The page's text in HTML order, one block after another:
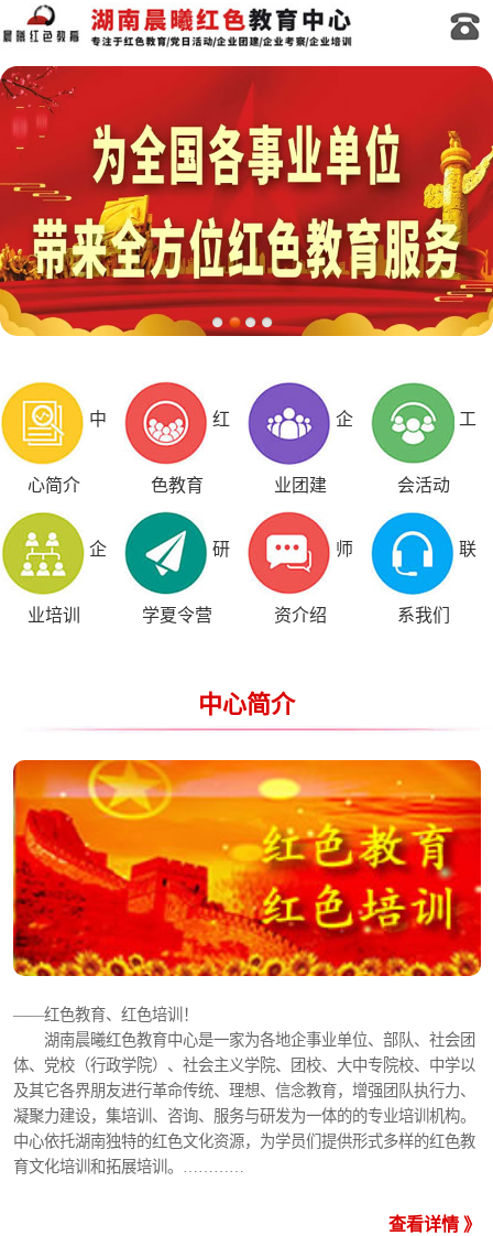
中
心简介
红
色教育
企
业团建
工
会活动
企
业培训
研
学夏令营
师
资介绍
联
系我们
中心简介
——红色教育、红色培训！
湖南晨曦红色教育中心是一家为各地企事业单位、部队、社会团
体、党校（行政学院）、社会主义学院、团校、大中专院校、中学以
及其它各界朋友进行革命传统、理想、信念教育，增强团队执行力、
凝聚力建设，集培训、咨询、服务与研发为一体的的专业培训机构。
中心依托湖南独特的红色文化资源，为学员们提供形式多样的红色教
育文化培训和拓展培训。…………
查看详情 》